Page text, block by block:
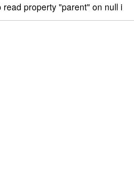
read property "parent" on null in